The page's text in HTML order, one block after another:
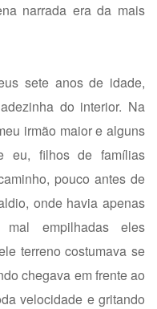
narrada era da mais
sete anos de idade,
do interior. Na
irmão maior e alguns
eu, filhos de famílias
pouco antes de
onde havia apenas
empilhadas eles
terreno costumava se
chegava em frente ao
velocidade e gritando